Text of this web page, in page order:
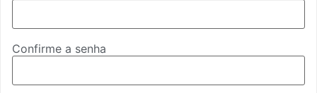
Confirme a senha